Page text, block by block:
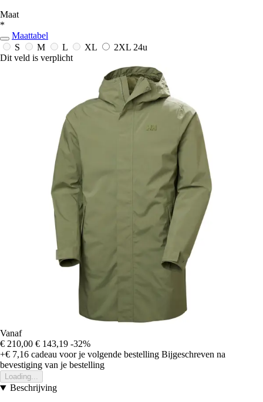
Maat
*
Maattabel
S
M L XL 2XL 24u
Dit veld is verplicht
Vanaf
€ 210,00 € 143,19 -32%
+€ 7,16 cadeau voor je volgende bestelling Bijgeschreven na
bevestiging van je bestelling
Loading...
Beschrijving